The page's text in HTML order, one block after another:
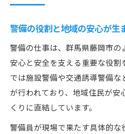
警備を通じて実感で
地域密着の警備で信頼
警備員ならではのコ
知る
地域イベントや日常
未経験から始める警備キ
警備の役割と地域の安心が生
警備の仕事は、群馬県藤岡市の
安心と安全を支える重要な役割
では施設警備や交通誘導警備な
が行われており、地域住民が安
くりに直結しています。
警備員が現場で果たす具体的